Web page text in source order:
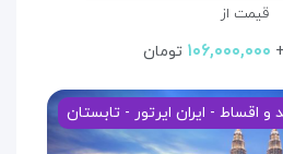
قیمت از
۱۰۶,۰۰۰,۰۰۰ تومان
و اقساط - ایران ایرتور - تابستان